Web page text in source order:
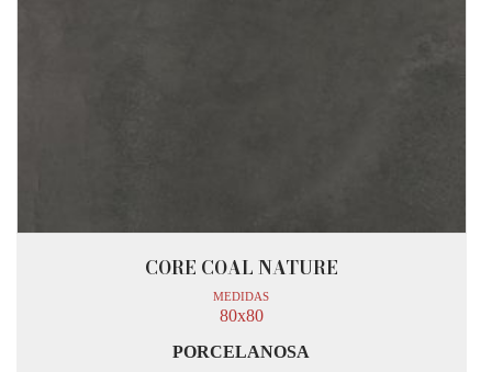
CORE COAL NATURE
MEDIDAS
80x80
PORCELANOSA